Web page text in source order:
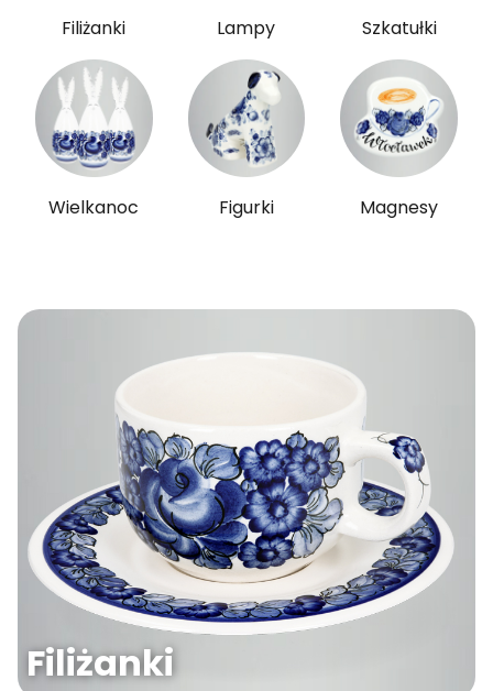
Filiżanki Lampy Szkatułki
Wielkanoc Figurki Magnesy
Filiżanki